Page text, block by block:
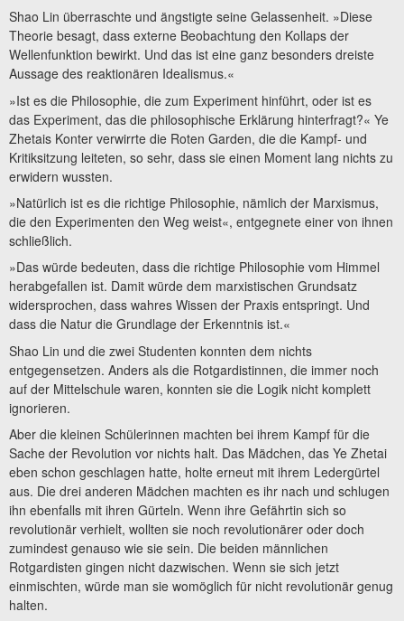
Shao Lin überraschte und ängstigte seine Gelassenheit. »Diese
Theorie besagt, dass externe Beobachtung den Kollaps der
Wellenfunktion bewirkt. Und das ist eine ganz besonders dreiste
Aussage des reaktionären Idealismus.«
»Ist es die Philosophie, die zum Experiment hinführt, oder ist es
das Experiment, das die philosophische Erklärung hinterfragt?« Ye
Zhetais Konter verwirrte die Roten Garden, die die Kampf- und
Kritiksitzung leiteten, so sehr, dass sie einen Moment lang nichts zu
erwidern wussten.
»Natürlich ist es die richtige Philosophie, nämlich der Marxismus,
die den Experimenten den Weg weist«, entgegnete einer von ihnen
schließlich.
»Das würde bedeuten, dass die richtige Philosophie vom Himmel
herabgefallen ist. Damit würde dem marxistischen Grundsatz
widersprochen, dass wahres Wissen der Praxis entspringt. Und
dass die Natur die Grundlage der Erkenntnis ist.«
Shao Lin und die zwei Studenten konnten dem nichts
entgegensetzen. Anders als die Rotgardistinnen, die immer noch
auf der Mittelschule waren, konnten sie die Logik nicht komplett
ignorieren.
Aber die kleinen Schülerinnen machten bei ihrem Kampf für die
Sache der Revolution vor nichts halt. Das Mädchen, das Ye Zhetai
eben schon geschlagen hatte, holte erneut mit ihrem Ledergürtel
aus. Die drei anderen Mädchen machten es ihr nach und schlugen
ihn ebenfalls mit ihren Gürteln. Wenn ihre Gefährtin sich so
revolutionär verhielt, wollten sie noch revolutionärer oder doch
zumindest genauso wie sie sein. Die beiden männlichen
Rotgardisten gingen nicht dazwischen. Wenn sie sich jetzt
einmischten, würde man sie womöglich für nicht revolutionär genug
halten.